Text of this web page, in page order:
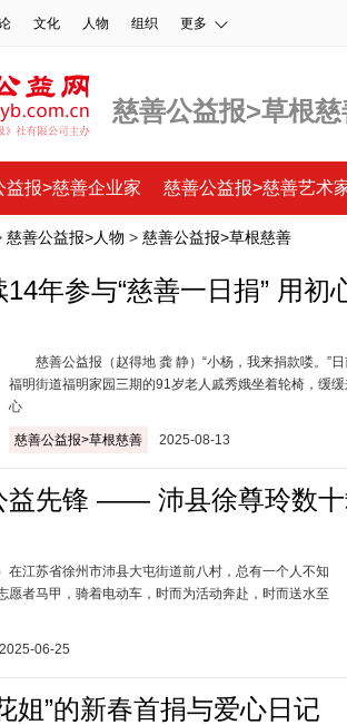
文化 人物 组织 更多
慈善公益报>草根
益报>慈善企业家 慈善公益报>慈善艺术
物 慈善公益报>基层民政人
慈善公益报>人物 > 慈善公益报>草根慈善
年参与“慈善一日捐” 用初
慈善公益报（赵得地 龚 静）“小杨，我来捐款喽。”日
福明街道福明家园三期的91岁老人戚秀娥坐着轮椅，缓
心
慈善公益报>草根慈善 2025-08-13
益先锋 —— 沛县徐尊玲数
江苏省徐州市沛县大屯街道前八村，总有一个人不知
愿者马甲，骑着电动车，时而为活动奔赴，时而送水至
2025-06-25
姐”的新春首捐与爱心日记